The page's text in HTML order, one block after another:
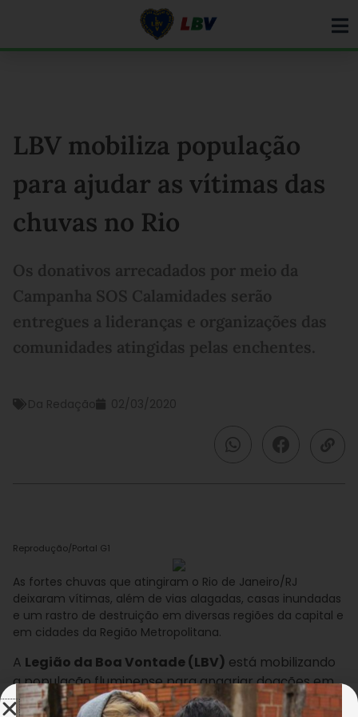
LBV mobiliza população
para ajudar as vítimas das
chuvas no Rio
Os donativos arrecadados por meio da
Campanha SOS Calamidades serão
entregues a lideranças e organizações das
comunidades atingidas pelas enchentes.
Da Redação 02/03/2020
Reprodução/Portal G1
As fortes chuvas que atingiram o Rio de Janeiro/RJ
deixaram vítimas, além de vias alagadas, casas inundadas
e um rastro de destruição em diversas regiões da capital e
em cidades da Região Metropolitana.
A Legião da Boa Vontade (LBV) está mobilizando
a população fluminense para angariar doações em
prol das famílias atingidas pelas